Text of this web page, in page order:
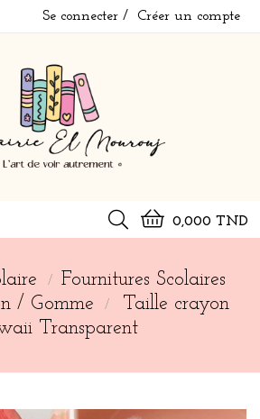
Se connecter Créer un compte
0,000 TND
Fournitures Scolaires
/ Gomme
Taille crayon
Transparent